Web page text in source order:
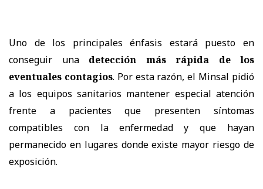
Uno de los principales énfasis estará puesto en
conseguir una detección más rápida de los
eventuales contagios. Por esta razón, el Minsal pidió
a los equipos sanitarios mantener especial atención
frente a pacientes que presenten síntomas
compatibles con la enfermedad y que hayan
permanecido en lugares donde existe mayor riesgo de
exposición.